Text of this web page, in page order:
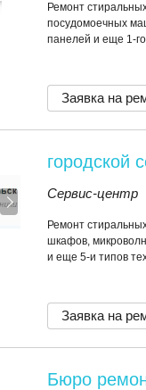
Ремонт
посудомоечных
панелей и еще 1-
Заявка на
городской
Сервис-центр
Ремонт
шкафов,
и еще 5-и типов
Заявка на
Бюро